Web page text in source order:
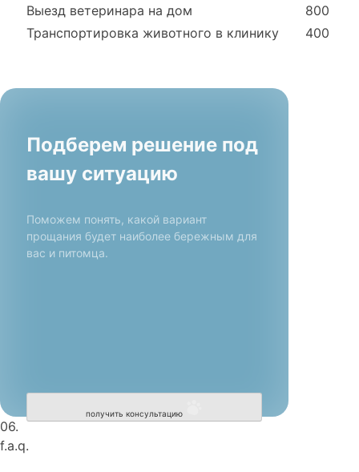
Подберем решение под
вашу ситуацию
Поможем понять, какой вариант
прощания будет наиболее бережным для
вас и питомца.
получить консультацию
Выезд ветеринара на дом
800
Транспортировка животного в клинику
400
06.
f.a.q.